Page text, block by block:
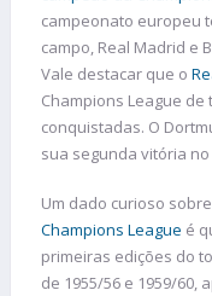
campeonato europeu
campo, Real Madrid e
Vale destacar que o
Champions League de
conquistadas. O
sua segunda vitória
Um dado curioso
Champions League é
primeiras edições do
de 1955/56 e 1959/60,